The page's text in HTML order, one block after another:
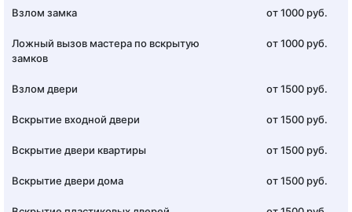
Взлом замка от 1000 руб.
Ложный вызов мастера по вскрытую
замков
от 1000 руб.
Взлом двери от 1500 руб.
Вскрытие входной двери от 1500 руб.
Вскрытие двери квартиры от 1500 руб.
Вскрытие двери дома от 1500 руб.